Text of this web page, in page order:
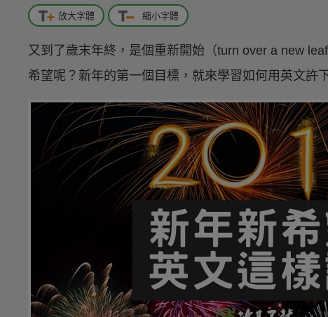
放大字體 縮小字體
又到了歲末年終，是個重新開始（turn over a new
希望呢？新年的第一個目標，就來學習如何用英文許